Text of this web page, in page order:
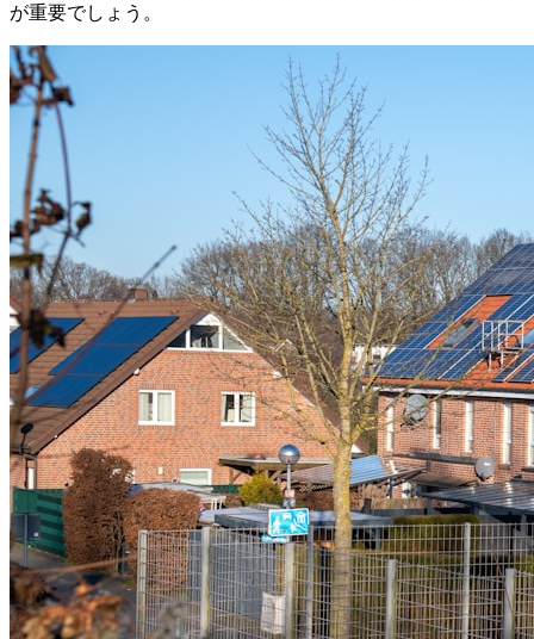
が重要でしょう。